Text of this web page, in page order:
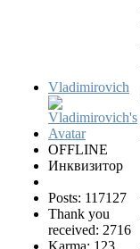
Vladimirovich
OFFLINE
Инквизитор
Posts: 117127
Thank you
received: 2716